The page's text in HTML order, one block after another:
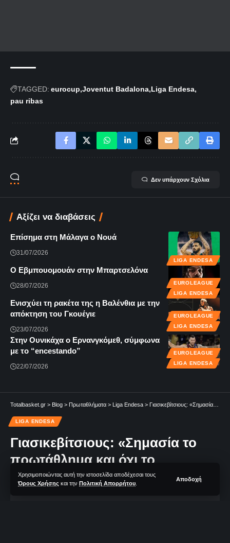
Χρησιμοποιώντας αυτή την ιστοσελίδα αποδέχεσαι τους
Όρους Χρήσης και την Πολιτική Απορρήτου
Αποδοχή
TAGGED: eurocup Joventut Badalona Liga Endesa
pau ribas
Δεν υπάρχουν Σχόλια
Αξίζει να διαβάσεις
LIGA ENDESA
Επίσημα στη Μάλαγα ο Νουά
31/07/2026
EUROLEAGUE
LIGA ENDESA
Ο Εβμπουομουάν στην Μπαρτσελόνα
28/07/2026
EUROLEAGUE
LIGA ENDESA
Ενισχύει τη ρακέτα της η Βαλένθια με την
απόκτηση του Γκουέγιε
23/07/2026
EUROLEAGUE
LIGA ENDESA
Στην Ουνικάχα ο Ερνανγκόμεθ, σύμφωνα
με το “encestando”
22/07/2026
Totalbasket.gr > Blog > Πρωταθλήματα > Liga Endesa > Γιασικεβίτσιους: «Σημασία το πρωτάθλημα και όχι το συμβόλαιό μου»
LIGA ENDESA
Γιασικεβίτσιους: «Σημασία το
πρωτάθλημα και όχι το
συμβόλαιό μου»